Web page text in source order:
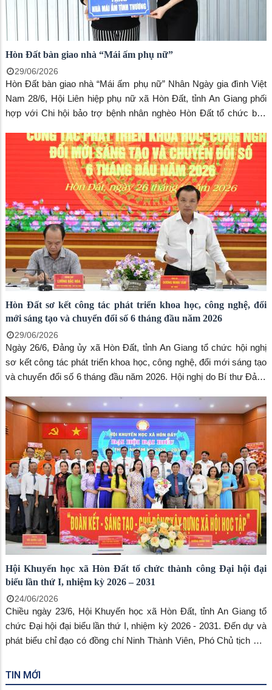
Hòn Đất bàn giao nhà “Mái ấm phụ nữ”
29/06/2026
Hòn Đất bàn giao nhà “Mái ấm phụ nữ” Nhân Ngày gia đình Việt
Nam 28/6, Hội Liên hiệp phụ nữ xã Hòn Đất, tỉnh An Giang phối
hợp với Chi hội bảo trợ bệnh nhân nghèo Hòn Đất tổ chức bàn
Bến Đá.
Hòn Đất sơ kết công tác phát triển khoa học, công nghệ, đổi
mới sáng tạo và chuyển đổi số 6 tháng đầu năm 2026
29/06/2026
Ngày 26/6, Đảng ủy xã Hòn Đất, tỉnh An Giang tổ chức hội nghị
sơ kết công tác phát triển khoa học, công nghệ, đổi mới sáng tạo
và chuyển đổi số 6 tháng đầu năm 2026. Hội nghị do Bí thư Đảng
Đắc Hòa – Phó Bí thư thường trực đảng ủy, Chủ tịch HĐND xã;
Thường trực HĐND xã; Thường trực UBND xã; Các đồng chí Ủy
viên Ban Chấp hành Đảng bộ; Ban thường trực Ủy ban MTTQ
Việt Nam xã; các đồng chí thành viên tổ giúp việc Ban chỉ đạo xã
về phát triển khoa học, công nghệ, đổi mới sáng tạo, chuyển đổi
số; đại diện Ban xây dựng Đảng, Ủy ban kiểm tra Đảng ủy, Trung
tâm Chính trị, Văn phòng Đảng ủy, Văn phòng HĐND & UBND,
Phòng Kinh tế, Phòng Văn hóa - Xã hội, Trung tâm Phục vụ hành
chính công, Trung tâm Dịch vụ tổng hợp, Trạm Y tế, Công an xã,
Ban chỉ huy quân sự xã, Bí thư các chi bộ đảng bộ trực thuộc
Đảng ủy.
Hội Khuyến học xã Hòn Đất tổ chức thành công Đại hội đại
biểu lần thứ I, nhiệm kỳ 2026 – 2031
24/06/2026
Chiều ngày 23/6, Hội Khuyến học xã Hòn Đất, tỉnh An Giang tổ
chức Đại hội đại biểu lần thứ I, nhiệm kỳ 2026 - 2031. Đến dự và
phát biểu chỉ đạo có đồng chí Ninh Thành Viên, Phó Chủ tịch Hội
Đảng ủy xã Hòn Đất; đồng chí Vũ Quốc Lập – Phó Chủ tịch Hội
đồng nhân dân xã; đồng chí Đào Thị Thu Huyền – Phó Chủ tịch
TIN MỚI